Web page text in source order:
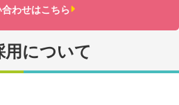
わせはこちら
用について